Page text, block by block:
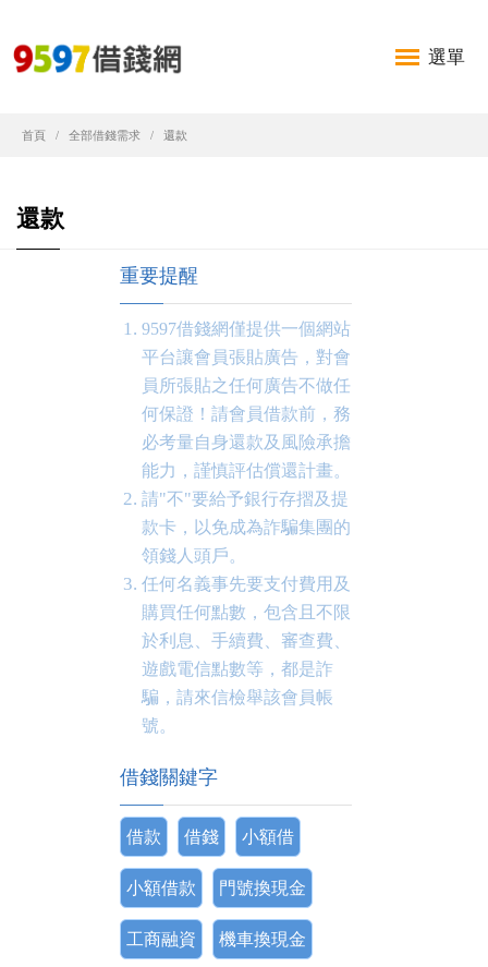
選單
首頁 全部借錢需求 還款
還款
重要提醒
9597借錢網僅提供一個網站
平台讓會員張貼廣告，對會
員所張貼之任何廣告不做任
何保證！請會員借款前，務
必考量自身還款及風險承擔
能力，謹慎評估償還計畫。
請"不"要給予銀行存摺及提
款卡，以免成為詐騙集團的
領錢人頭戶。
任何名義事先要支付費用及
購買任何點數，包含且不限
於利息、手續費、審查費、
遊戲電信點數等，都是詐
騙，請來信檢舉該會員帳
號。
借錢關鍵字
借款 借錢 小額借
小額借款 門號換現金
工商融資 機車換現金